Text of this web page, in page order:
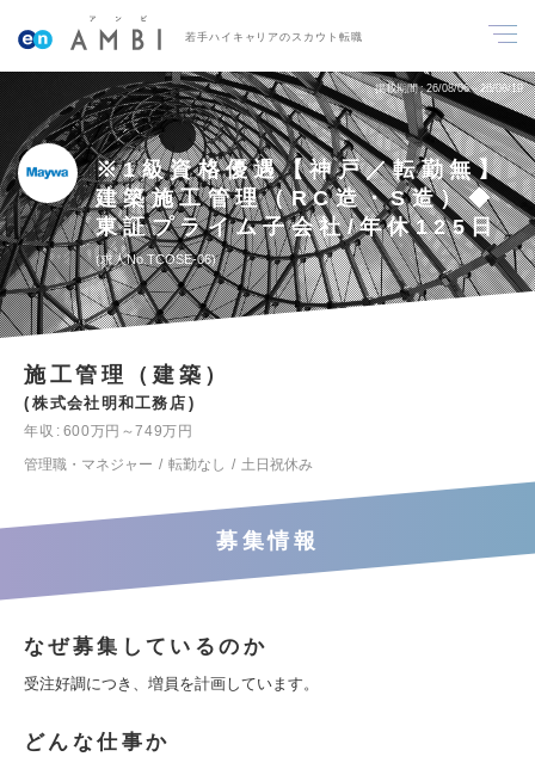
若手ハイキャリアのスカウト転職
掲載期間 26/08/06～26/08/19
※1級資格優遇【神戸／転勤無】
建築施工管理（RC造・S造）◆
東証プライム子会社/年休125日
求人No.TCOSE-06
施工管理（建築）
株式会社明和工務店
年収
600万円～749万円
管理職・マネジャー
転勤なし 土日祝休み
募集情報
なぜ募集しているのか
受注好調につき、増員を計画しています。
どんな仕事か